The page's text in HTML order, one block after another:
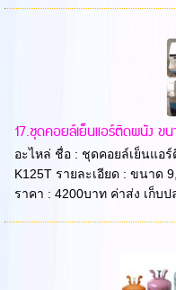
17.ชุดคอยล์เย็นแอร์ติดผนัง ข
อะไหล่ ชื่อ : ชุดคอยล์เย็นแอร์
K125T รายละเอียด : ขนาด
ราคา : 4200บาท ค่าส่ง เก็บป